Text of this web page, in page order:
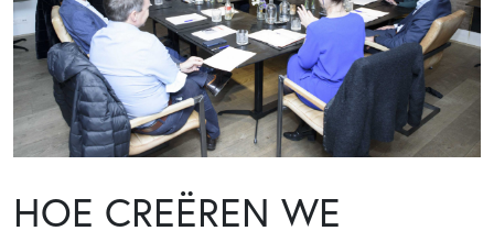
HOE CREËREN WE